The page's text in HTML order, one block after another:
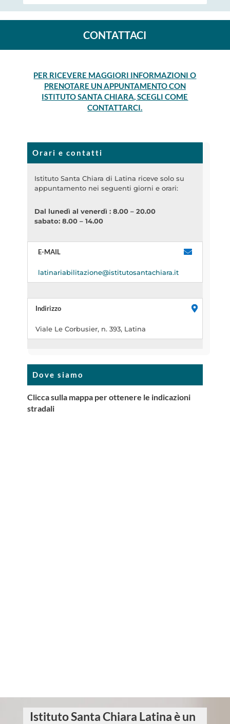
CONTATTACI
PER RICEVERE MAGGIORI INFORMAZIONI O
PRENOTARE UN APPUNTAMENTO CON
ISTITUTO SANTA CHIARA, SCEGLI COME
CONTATTARCI.
Orari e contatti
Istituto Santa Chiara di Latina riceve solo su
appuntamento nei seguenti giorni e orari:
Dal lunedì al venerdì : 8.00 – 20.00
sabato: 8.00 – 14.00
E-MAIL
latinariabilitazione@istitutosantachiara.it
Indirizzo
Viale Le Corbusier, n. 393, Latina
Dove siamo
Clicca sulla mappa per ottenere le indicazioni
stradali
Istituto Santa Chiara Latina è un